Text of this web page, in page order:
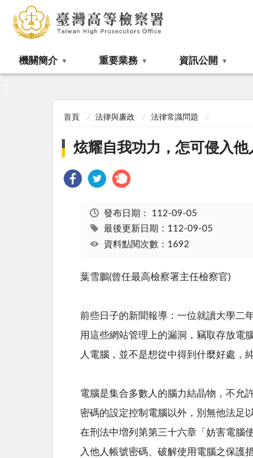
機關簡介 重要業務 資訊公開
首頁 法律與廉政 法律常識問題
炫耀自我功力，怎可侵入他
發布日期： 112-09-05
最後更新日期：112-09-05
資料點閱次數：1692
葉雪鵬(曾任最高檢察署主任檢察官)
前些日子的新聞報導：一位就讀大學二
用這些網站管理上的漏洞，竊取存放電
人電腦，並不是想從中得到什麼好處，
電腦是集合多數人的腦力結晶物，不允
密碼的設定控制電腦以外，別無他法足
在刑法中増列第第三十六章「妨害電腦
入他人帳號密碼、破解使用電腦之保護